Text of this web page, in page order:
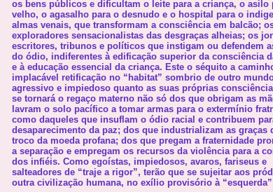
os bens públicos e dificultam o leite para a criança, o asilo
velho, o agasalho para o desnudo e o hospital para o
almas venais, que transformam a consciência em balcão;
exploradores sensacionalistas das desgraças alheias; os
escritores, tribunos e políticos que instigam ou defendem
do ódio, indiferentes à edificação superior da consciência
e à educação essencial da criança. Este o séquito a
implacável retificação no “habitat” sombrio de outro
agressivo e impiedoso quanto as suas próprias
se tornará o regaço materno não só dos que obrigam as
lavram o solo pacífico a tomar armas para o extermínio
como daqueles que insuflam o ódio racial e contribuem
desaparecimento da paz; dos que industrializam as graças
troco da moeda profana; dos que pregam a fraternidade
a separação e empregam os recursos da violência para a
dos infiéis. Como egoístas, impiedosos, avaros, fariseus e
salteadores de “traje a rigor”, terão que se sujeitar aos
outra civilização humana, no exílio provisório à